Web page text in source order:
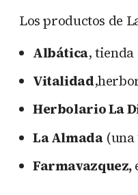
Los productos de
Albática, tienda
Vitalidad
Herbolario La
La Almada(una
Farmavazquez,